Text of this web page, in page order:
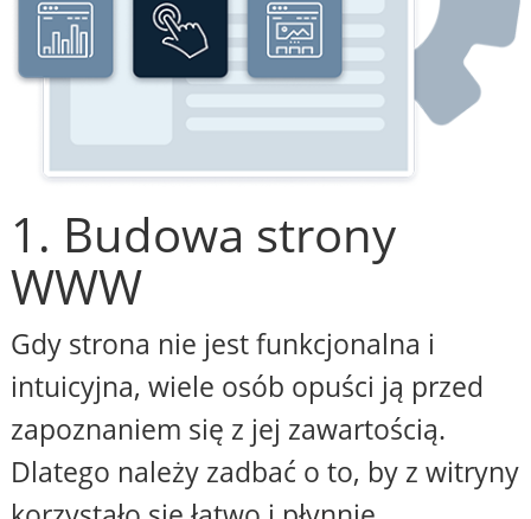
1. Budowa strony
WWW
Gdy strona nie jest funkcjonalna i
intuicyjna, wiele osób opuści ją przed
zapoznaniem się z jej zawartością.
Dlatego należy zadbać o to, by z witryny